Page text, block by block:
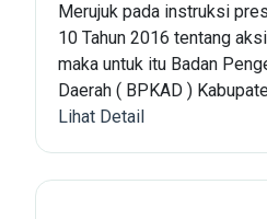
Merujuk pada instruksi
10 Tahun 2016 tentang
maka untuk itu Badan
Daerah ( BPKAD )
Lihat Detail